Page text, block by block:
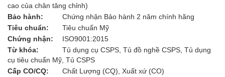
cao của chân tăng chỉnh)
Bảo hành:
Chứng nhận Bảo hành 2 năm chính hãng
Tiêu chuẩn:
Tiêu chuẩn Mỹ
Chứng nhận:
ISO9001:2015
Từ khóa:
Tủ dụng cụ CSPS, Tủ đồ nghề CSPS, Tủ dụng
cụ tiêu chuẩn Mỹ, Tủ CSPS
Cấp CO/CQ:
Chất Lượng (CQ), Xuất xứ (CO)